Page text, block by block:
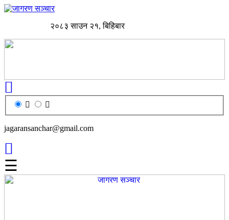
२०८३ साउन २१, बिहिबार
jagaransanchar@gmail.com
☰